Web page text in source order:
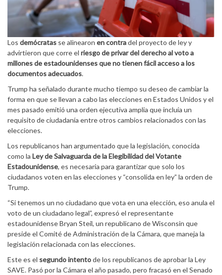
Los demócratas se alinearon en contradel proyecto de ley y
advirtieron que corre el riesgo de privar del derecho al voto a
millones de estadounidenses que no tienen fácil acceso a los
documentos adecuados.
Trump ha señalado durante mucho tiempo su deseo de cambiar la
forma en que se llevan a cabo las elecciones en Estados Unidos y el
mes pasado emitió una orden ejecutiva amplia que incluía un
requisito de ciudadanía entre otros cambios relacionados con las
elecciones.
Los republicanos han argumentado que la legislación, conocida
como la Ley de Salvaguarda de la Elegibilidad del Votante
Estadounidense, es necesaria para garantizar que solo los
ciudadanos voten en las elecciones y “consolida en ley” la orden de
Trump.
“Si tenemos un no ciudadano que vota en una elección, eso anula el
voto de un ciudadano legal”, expresó el representante
estadounidense Bryan Steil, un republicano de Wisconsin que
preside el Comité de Administración de la Cámara, que maneja la
legislación relacionada con las elecciones.
Este es el segundo intentode los republicanos de aprobar la Ley
SAVE. Pasó por la Cámara el año pasado, pero fracasó en el Senado